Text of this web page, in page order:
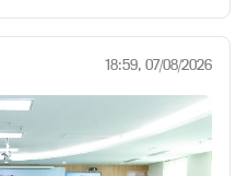
18:59, 07/08/2026